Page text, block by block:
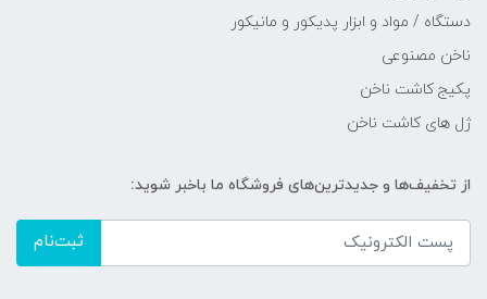
دستگاه / مواد و ابزار پدیکور و مانیکور
ناخن مصنوعی
پکیج کاشت ناخن
ژل های کاشت ناخن
از تخفیف‌ها و جدیدترین‌های فروشگاه ما باخبر شوید:
ثبت‌نام